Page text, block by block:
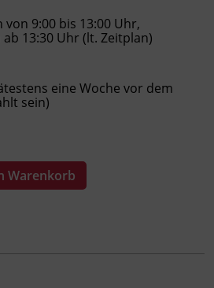
9:00 bis 13:00 Uhr,
13:30 Uhr (lt. Zeitplan)
eine Woche vor dem
sein)
Warenkorb